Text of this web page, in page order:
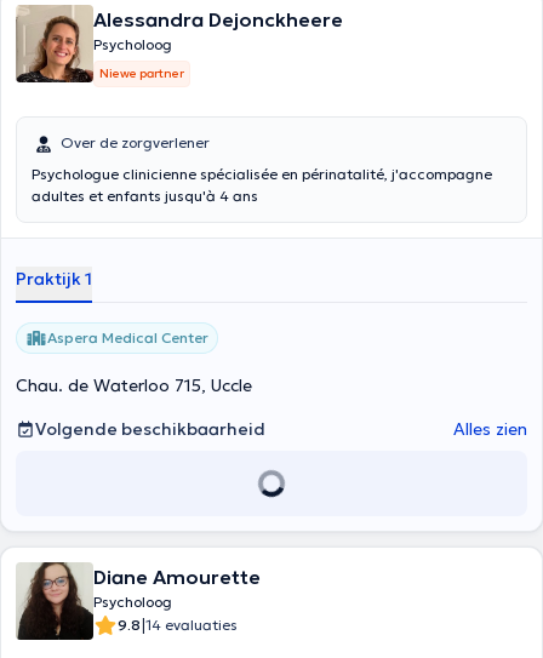
Alessandra Dejonckheere
Psycholoog
Niewe partner
Over de zorgverlener
Psychologue clinicienne spécialisée en périnatalité, j'accompagne
adultes et enfants jusqu'à 4 ans
Praktijk 1
Aspera Medical Center
Chau. de Waterloo 715, Uccle
Volgende beschikbaarheid
Alles zien
Diane Amourette
Psycholoog
9.8|14 evaluaties